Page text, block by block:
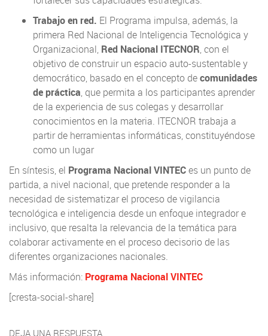
Trabajo en red. El Programa impulsa, además, la
primera Red Nacional de Inteligencia Tecnológica y
Organizacional, Red Nacional ITECNOR, con el
objetivo de construir un espacio auto-sustentable y
democrático, basado en el concepto decomunidades
de práctica, que permita a los participantes aprender
de la experiencia de sus colegas y desarrollar
conocimientos en la materia. ITECNOR trabaja a
partir de herramientas informáticas, constituyéndose
como un lugar
En síntesis, el Programa Nacional VINTECes un punto de
partida, a nivel nacional, que pretende responder a la
necesidad de sistematizar el proceso de vigilancia
tecnológica e inteligencia desde un enfoque integrador e
inclusivo, que resalta la relevancia de la temática para
colaborar activamente en el proceso decisorio de las
diferentes organizaciones nacionales.
Más información: Programa Nacional VINTEC
[cresta-social-share]
DEJA UNA RESPUESTA